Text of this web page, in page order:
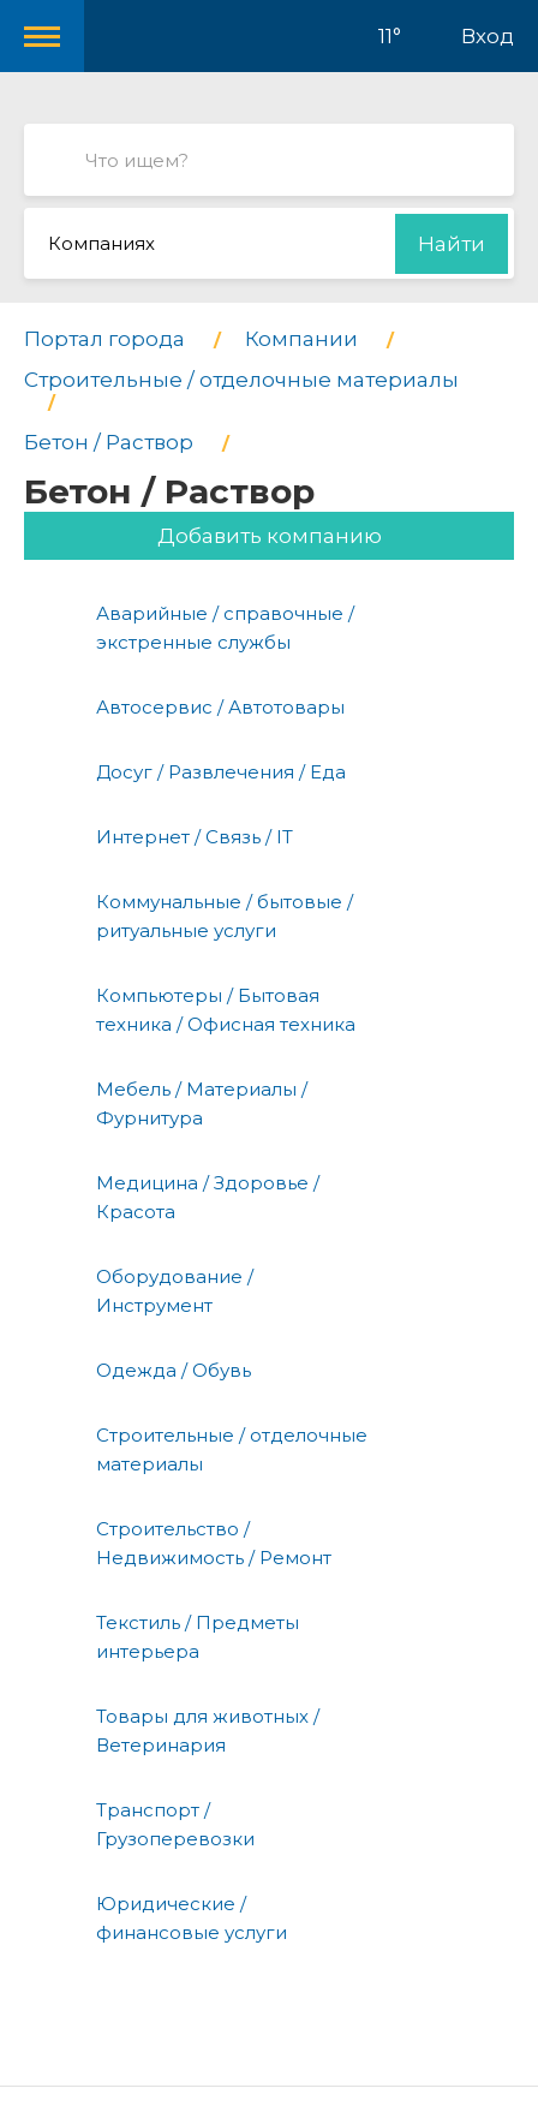
11° Вход
Компаниях Найти
Портал города
Компании
Строительные / отделочные материалы
Бетон / Раствор
Бетон / Раствор
Добавить компанию
Аварийные / справочные /
экстренные службы
Автосервис / Автотовары
Досуг / Развлечения / Еда
Интернет / Связь / IT
Коммунальные / бытовые /
ритуальные услуги
Компьютеры / Бытовая
техника / Офисная техника
Мебель / Материалы /
Фурнитура
Медицина / Здоровье /
Красота
Оборудование /
Инструмент
Одежда / Обувь
Строительные / отделочные
материалы
Строительство /
Недвижимость / Ремонт
Текстиль / Предметы
интерьера
Товары для животных /
Ветеринария
Транспорт /
Грузоперевозки
Юридические /
финансовые услуги